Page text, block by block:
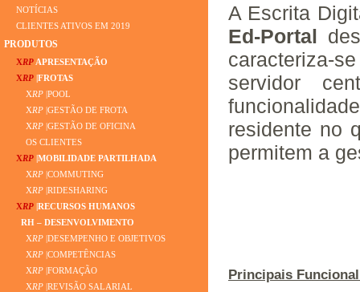
NOTÍCIAS
CLIENTES ATIVOS EM 2019
PRODUTOS
XRP APRESENTAÇÃO
XRP |FROTAS
XRP |POOL
XRP |GESTÃO DE FROTA
XRP |GESTÃO DE OFICINA
OS CLIENTES
XRP |MOBILIDADE PARTILHADA
XRP |COMMUTING
XRP |RIDESHARING
XRP |RECURSOS HUMANOS
RH – DESENVOLVIMENTO
XRP |DESEMPENHO E OBJETIVOS
XRP |COMPETÊNCIAS
XRP |FORMAÇÃO
XRP |REVISÃO SALARIAL
A Escrita
Ed-Portal
caracteriza-
servidor
residente no
permitem a
Principais